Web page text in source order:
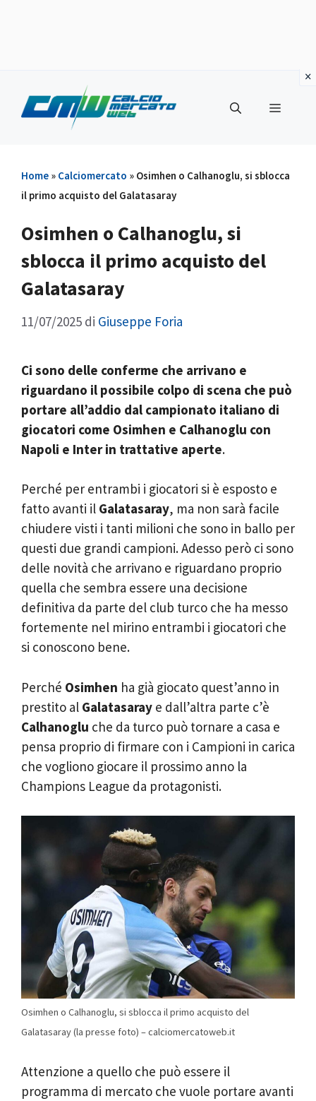
contenuto
Menu
Home » Calciomercato » Osimhen o Calhanoglu, si sblocca
il primo acquisto del Galatasaray
Osimhen o Calhanoglu, si
sblocca il primo acquisto del
Galatasaray
11/07/2025 di Giuseppe Foria
Ci sono delle conferme che arrivano e
riguardano il possibile colpo di scena che può
portare all’addio dal campionato italiano di
giocatori come Osimhen e Calhanoglu con
Napoli e Inter in trattative aperte.
Perché per entrambi i giocatori si è esposto e
fatto avanti il Galatasaray, ma non sarà facile
chiudere visti i tanti milioni che sono in ballo per
questi due grandi campioni. Adesso però ci sono
delle novità che arrivano e riguardano proprio
quella che sembra essere una decisione
definitiva da parte del club turco che ha messo
fortemente nel mirino entrambi i giocatori che
si conoscono bene.
Perché Osimhen ha già giocato quest’anno in
prestito al Galatasaray e dall’altra parte c’è
Calhanoglu che da turco può tornare a casa e
pensa proprio di firmare con i Campioni in carica
che vogliono giocare il prossimo anno la
Champions League da protagonisti.
Osimhen o Calhanoglu, si sblocca il primo acquisto del
Galatasaray (la presse foto) – calciomercatoweb.it
Attenzione a quello che può essere il
programma di mercato che vuole portare avanti